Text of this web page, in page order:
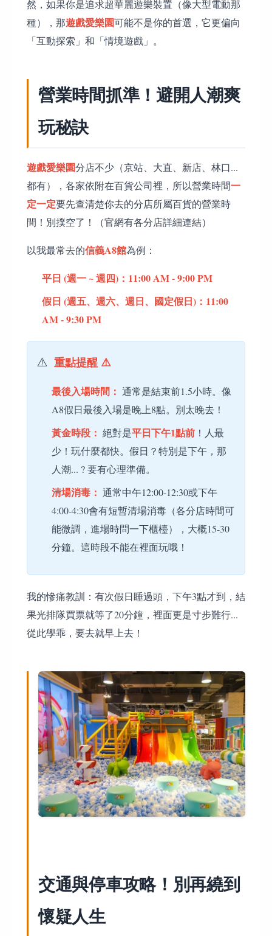
然，如果你是追求超華麗遊樂裝置（像大型電動那
種），那遊戲愛樂園可能不是你的首選，它更偏向
「互動探索」和「情境遊戲」。
營業時間抓準！避開人潮爽
玩秘訣
遊戲愛樂園分店不少（京站、大直、新店、林口...
都有），各家依附在百貨公司裡，所以營業時間一
定一定要先查清楚你去的分店所屬百貨的營業時
間！別撲空了！（官網有各分店詳細連結）
以我最常去的信義A8館為例：
平日 (週一 ~ 週四)：11:00 AM - 9:00 PM
假日 (週五、週六、週日、國定假日)：11:00
AM - 9:30 PM
⚠️ 重點提醒 ⚠️
最後入場時間： 通常是結束前1.5小時。像
A8假日最後入場是晚上8點。別太晚去！
黃金時段： 絕對是平日下午1點前 ！人最
少！玩什麼都快。假日？特別是下午，那
人潮... ? 要有心理準備。
清場消毒： 通常中午12:00-12:30或下午
4:00-4:30會有短暫清場消毒（各分店時間可
能微調，進場時問一下櫃檯），大概15-30
分鐘。這時段不能在裡面玩哦！
我的慘痛教訓：有次假日睡過頭，下午3點才到，結
果光排隊買票就等了20分鐘，裡面更是寸步難行...
從此學乖，要去就早上去！
交通與停車攻略！別再繞到
懷疑人生